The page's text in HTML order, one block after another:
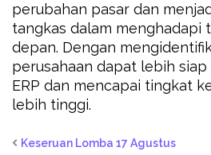
perubahan pasar dan
tangkas dalam menghadapi
depan. Dengan
perusahaan dapat lebih
ERP dan mencapai tingkat
lebih tinggi.
Keseruan Lomba 17 Agustus